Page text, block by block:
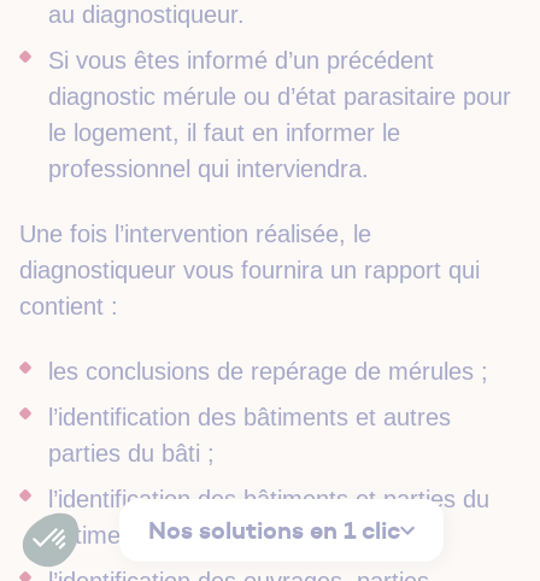
au diagnostiqueur.
Si vous êtes informé d’un précédent
diagnostic mérule ou d’état parasitaire pour
le logement, il faut en informer le
professionnel qui interviendra.
Une fois l’intervention réalisée, le
diagnostiqueur vous fournira un rapport qui
contient :
les conclusions de repérage de mérules ;
l’identification des bâtiments et autres
parties du bâti ;
l’identification des bâtiments et parties du
bâtiment n’ayant pu être visités ;
Nos solutions en 1 clic